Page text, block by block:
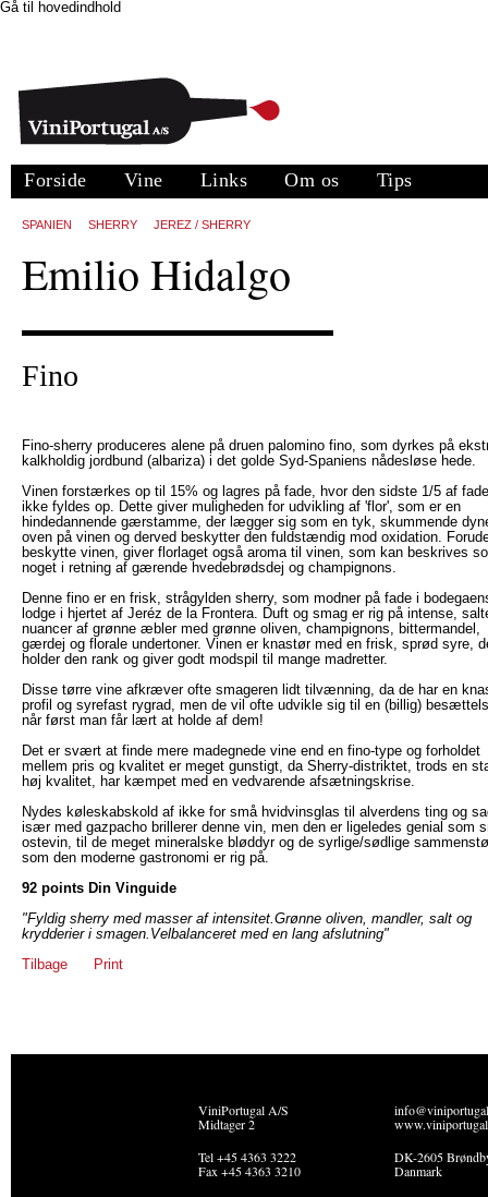
Gå til hovedindhold
Forside Vine Links Om os Tips
SPANIEN SHERRY JEREZ / SHERRY
Emilio Hidalgo
Fino
Fino-sherry produceres alene på druen palomino fino, som dyrkes på
kalkholdig jordbund (albariza) i det golde Syd-Spaniens nådesløse hede.
Vinen forstærkes op til 15% og lagres på fade, hvor den sidste 1/5 af
ikke fyldes op. Dette giver muligheden for udvikling af 'flor', som er en
hindedannende gærstamme, der lægger sig som en tyk, skummende
oven på vinen og derved beskytter den fuldstændig mod oxidation.
beskytte vinen, giver florlaget også aroma til vinen, som kan beskrives
noget i retning af gærende hvedebrødsdej og champignons.
Denne fino er en frisk, strågylden sherry, som modner på fade i
lodge i hjertet af Jeréz de la Frontera. Duft og smag er rig på intense,
nuancer af grønne æbler med grønne oliven, champignons, bittermandel,
gærdej og florale undertoner. Vinen er knastør med en frisk, sprød syre,
holder den rank og giver godt modspil til mange madretter.
Disse tørre vine afkræver ofte smageren lidt tilvænning, da de har en
profil og syrefast rygrad, men de vil ofte udvikle sig til en (billig)
når først man får lært at holde af dem!
Det er svært at finde mere madegnede vine end en fino-type og forholdet
mellem pris og kvalitet er meget gunstigt, da Sherry-distriktet, trods en
høj kvalitet, har kæmpet med en vedvarende afsætningskrise.
Nydes køleskabskold af ikke for små hvidvinsglas til alverdens ting og
især med gazpacho brillerer denne vin, men den er ligeledes genial som
ostevin, til de meget mineralske bløddyr og de syrlige/sødlige
som den moderne gastronomi er rig på.
92 points Din Vinguide
"Fyldig sherry med masser af intensitet.Grønne oliven, mandler, salt og
krydderier i smagen.Velbalanceret med en lang afslutning"
Tilbage
Print
ViniPortugal A/S
Midtager 2
Tel +45 4363 3222
Fax +45 4363 3210
DK-2605
Danmark